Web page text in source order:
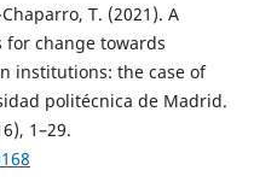
T. (2021). A
change towards
institutions: the case of
politécnica de Madrid.
1–29.